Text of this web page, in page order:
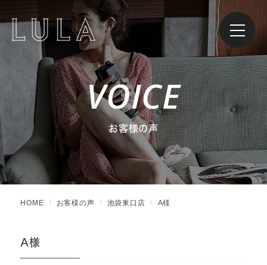
VOICE
お客様の声
HOME お客様の声 池袋東口店 A様
A様